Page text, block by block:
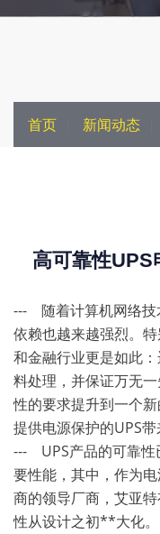
首页 新闻动态
高可靠性UPS
--- 随着计算机网络技
依赖也越来越强烈。
和金融行业更是如此
料处理，并保证万无
性的要求提升到一个
提供电源保护的UPS带
--- UPS产品的可靠性
要性能，其中，作为
商的领导厂商，艾亚
性从设计之初**大化。